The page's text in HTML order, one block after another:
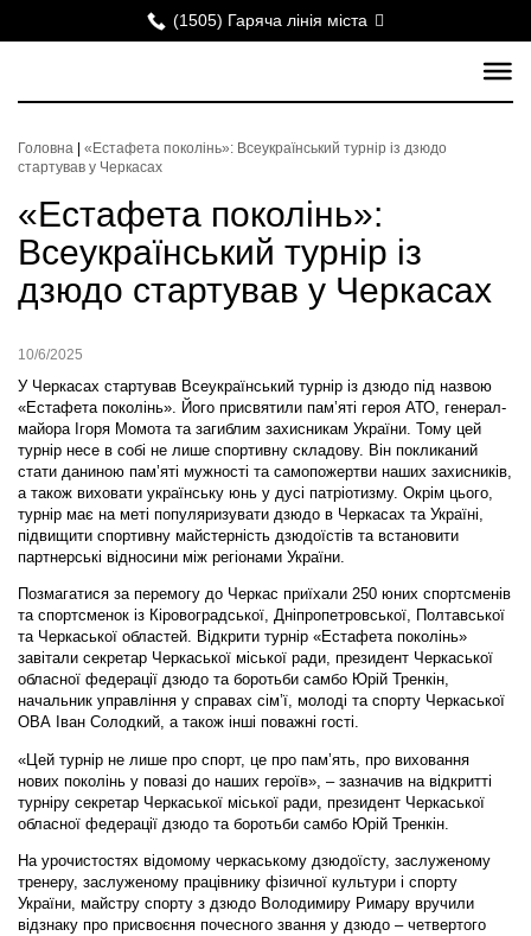
(1505) Гаряча лінія міста
Головна
«Естафета поколінь»: Всеукраїнський турнір із дзюдо
стартував у Черкасах
«Естафета поколінь»:
Всеукраїнський турнір із
дзюдо стартував у Черкасах
10/6/2025
У Черкасах стартував Всеукраїнський турнір із дзюдо під назвою
«Естафета поколінь». Його присвятили пам’яті героя АТО, генерал-
майора Ігоря Момота та загиблим захисникам України. Тому цей
турнір несе в собі не лише спортивну складову. Він покликаний
стати даниною пам’яті мужності та самопожертви наших захисників,
а також виховати українську юнь у дусі патріотизму. Окрім цього,
турнір має на меті популяризувати дзюдо в Черкасах та Україні,
підвищити спортивну майстерність дзюдоїстів та встановити
партнерські відносини між регіонами України.
Позмагатися за перемогу до Черкас приїхали 250 юних спортсменів
та спортсменок із Кіровоградської, Дніпропетровської, Полтавської
та Черкаської областей. Відкрити турнір «Естафета поколінь»
завітали секретар Черкаської міської ради, президент Черкаської
обласної федерації дзюдо та боротьби самбо Юрій Тренкін,
начальник управління у справах сім’ї, молоді та спорту Черкаської
ОВА Іван Солодкий, а також інші поважні гості.
«Цей турнір не лише про спорт, це про пам’ять, про виховання
нових поколінь у повазі до наших героїв», – зазначив на відкритті
турніру секретар Черкаської міської ради, президент Черкаської
обласної федерації дзюдо та боротьби самбо Юрій Тренкін.
На урочистостях відомому черкаському дзюдоїсту, заслуженому
тренеру, заслуженому працівнику фізичної культури і спорту
України, майстру спорту з дзюдо Володимиру Римару вручили
відзнаку про присвоєння почесного звання у дзюдо – четвертого